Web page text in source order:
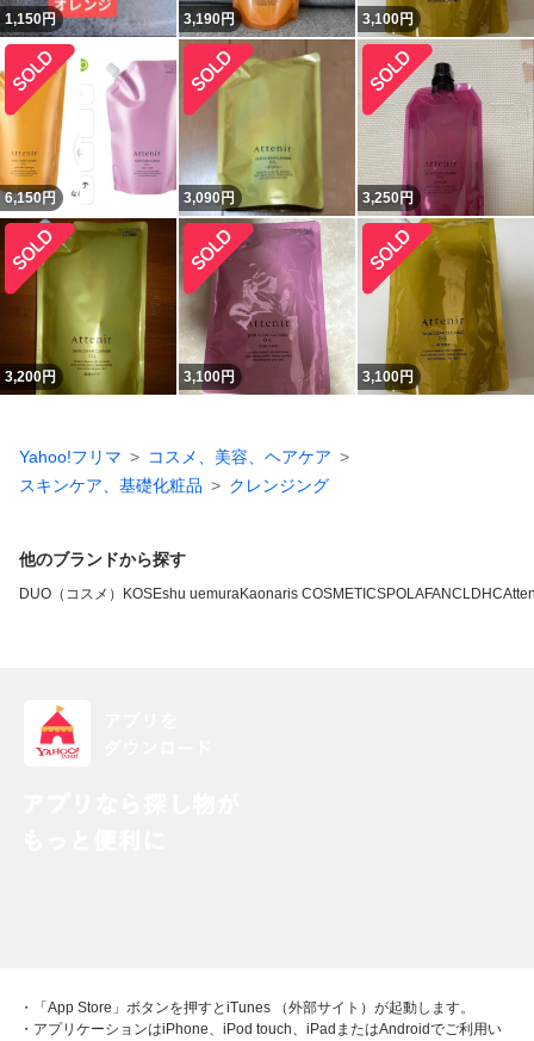
1,150円 3,190円 3,100円
6,150円 3,090円 3,250円
3,200円 3,100円 3,100円
Yahoo!フリマ
コスメ、美容、ヘアケア
スキンケア、基礎化粧品
クレンジング
他のブランドから探す
DUO（コスメ） KOSEshu uemuraKaonaris COSMETICSPOLAFANCLDHC
・「App Store」ボタンを押すとiTunes （外部サイト）が起動します。
・アプリケーションはiPhone、iPod touch、iPadまたはAndroidでご利用い